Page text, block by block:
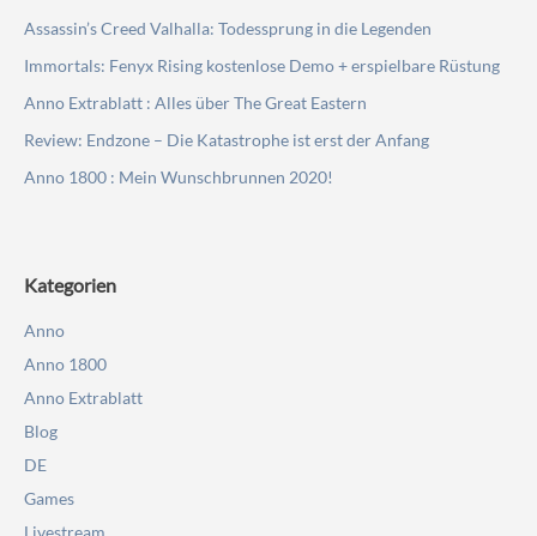
Assassin’s Creed Valhalla: Todessprung in die Legenden
Immortals: Fenyx Rising kostenlose Demo + erspielbare Rüstung
Anno Extrablatt : Alles über The Great Eastern
Review: Endzone – Die Katastrophe ist erst der Anfang
Anno 1800 : Mein Wunschbrunnen 2020!
Kategorien
Anno
Anno 1800
Anno Extrablatt
Blog
DE
Games
Livestream